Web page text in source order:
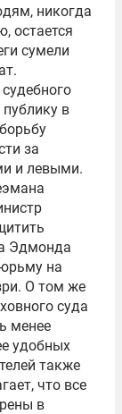
никогда
остается
сумели
в
за
и левыми.
Эдмонда
на
О том же
суда
менее
удобных
также
что все
в